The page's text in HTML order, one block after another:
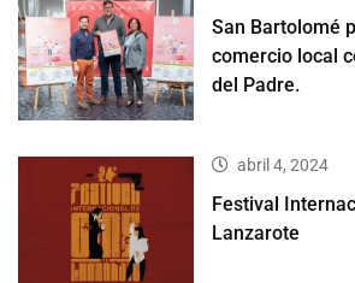
San Bartolomé
comercio local
del Padre.
abril 4, 2024
Festival
Lanzarote